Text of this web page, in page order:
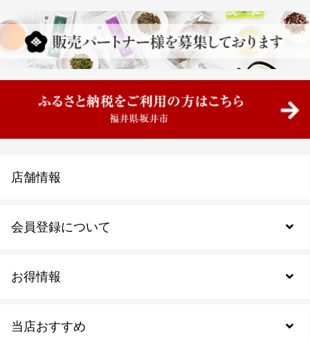
当店おすすめ
お得情報
会員登録について
会員規約について
店舗情報